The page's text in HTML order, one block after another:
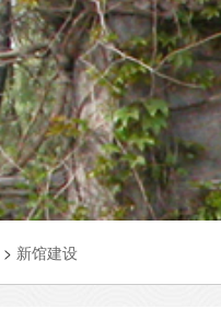
> 新馆建设